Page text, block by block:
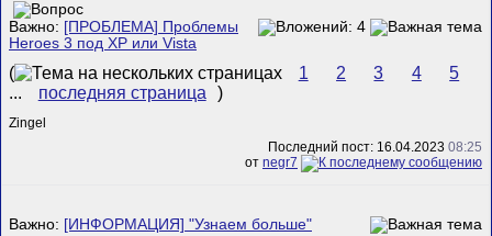
Важно: [ПРОБЛЕМА] Проблемы
Heroes 3 под XP или Vista
( 1 2 3 4
5
...
последняя страница )
Zingel
Последний пост: 16.04.2023 08:25
от negr7
Важно: [ИНФОРМАЦИЯ] "Узнаем больше"